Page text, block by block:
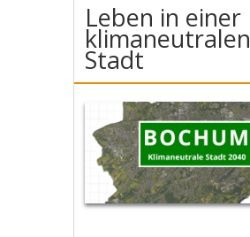
Leben in einer
klimaneutralen
Stadt